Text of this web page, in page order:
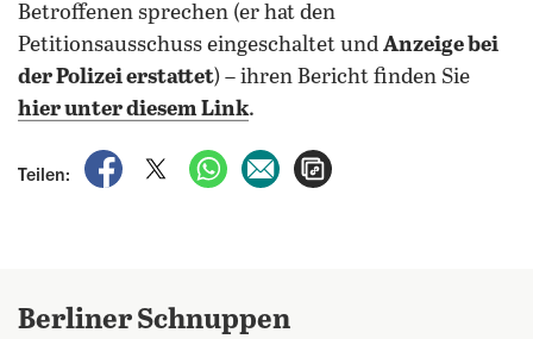
Betroffenen sprechen (er hat den
Petitionsausschuss eingeschaltet und Anzeige bei
der Polizei erstattet) – ihren Bericht finden Sie
hier unter diesem Link.
Teilen:
auf Facebook teilen
auf X teilenper WhatsApp teilen
per E-Mail teilen
Berliner Schnuppen